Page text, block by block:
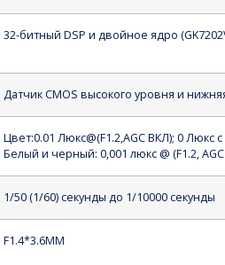
32-битный DSP и двойное ядро
Датчик CMOS высокого уровня и
Цвет:0.01 Люкс@(F1.2,AGC ВКЛ); 0 Люкс
Белый и черный: 0,001 люкс @ (F1.2,
1/50 (1/60) секунды до 1/10000 секунды
F1.4*3.6MM